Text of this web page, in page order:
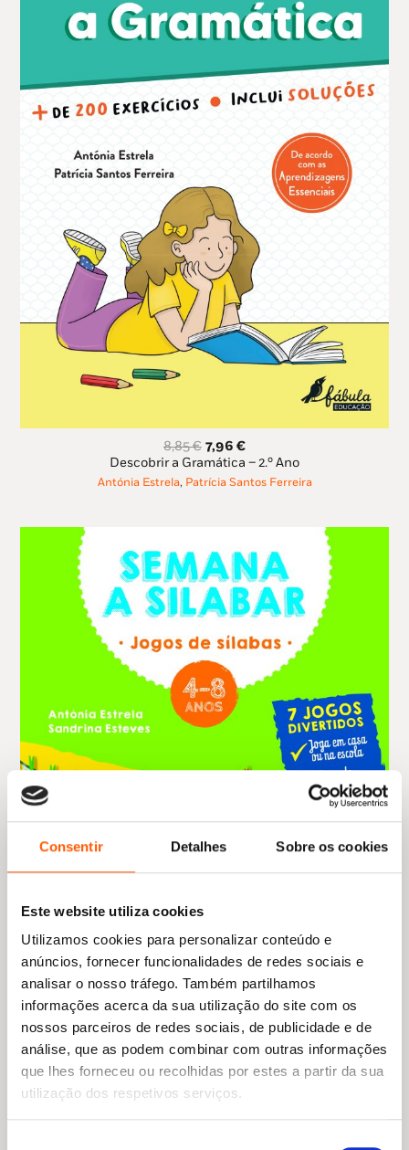
Consentir Detalhes Sobre os cookies
Este website utiliza cookies
Utilizamos cookies para personalizar conteúdo e
anúncios, fornecer funcionalidades de redes sociais e
analisar o nosso tráfego. Também partilhamos
informações acerca da sua utilização do site com os
nossos parceiros de redes sociais, de publicidade e de
análise, que as podem combinar com outras informações
que lhes forneceu ou recolhidas por estes a partir da sua
utilização dos respetivos serviços.
8,85€ O
preço
original
7,96 €O
preço
atual
Descobrir a Gramática – 2.º Ano
Antónia Estrela, Patrícia Santos Ferreira
10,45€O
preço
original
9,40€O
Semana a Silabar
Sandrina Esteves Antónia Estrela